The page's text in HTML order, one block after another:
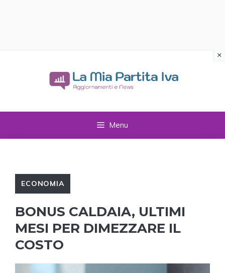
Menu
ECONOMIA
BONUS CALDAIA, ULTIMI
MESI PER DIMEZZARE IL
COSTO
×